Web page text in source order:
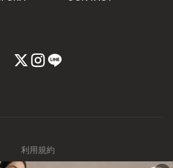
利用規約